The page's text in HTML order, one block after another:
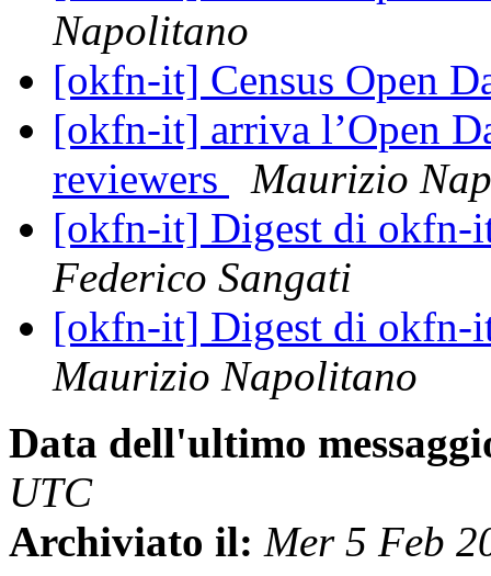
Napolitano
[okfn-it] Census Open
[okfn-it] arriva l’Open
reviewers
Maurizio
[okfn-it] Digest di okfn-
Federico Sangati
[okfn-it] Digest di okfn-
Maurizio Napolitano
Data dell'ultimo
UTC
Archiviato il: Mer 5 Feb